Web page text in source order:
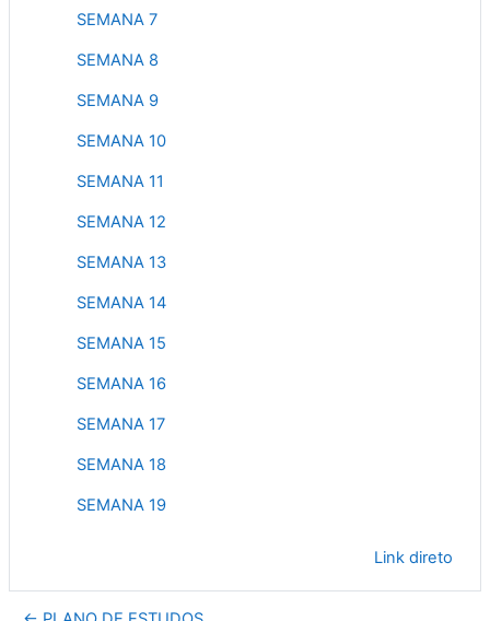
SEMANA 7
SEMANA 8
SEMANA 9
SEMANA 10
SEMANA 11
SEMANA 12
SEMANA 13
SEMANA 14
SEMANA 15
SEMANA 16
SEMANA 17
SEMANA 18
SEMANA 19
Link direto